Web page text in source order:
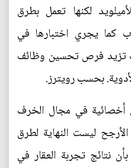
لكنها تعمل بطرق
كما يجري اختبارها في
تزيد فرص تحسين وظائف
بحسب رويترز.
أخصائية في مجال الخرف
ليست النهاية لطرق
نتائج تجربة العقار في